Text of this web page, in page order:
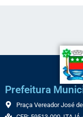
Prefeitura
Praça Vereador José